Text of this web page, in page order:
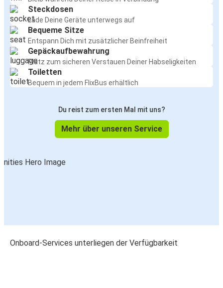
Steckdosen
Lade Deine Geräte unterwegs auf
Bequeme Sitze
Entspann Dich mit zusätzlicher Beinfreiheit
Gepäckaufbewahrung
Platz zum sicheren Verstauen Deiner Habseligkeiten
Toiletten
Bequem in jedem FlixBus erhältlich
Du reist zum ersten Mal mit uns?
Mehr über unseren Service
Onboard-Services unterliegen der Verfügbarkeit